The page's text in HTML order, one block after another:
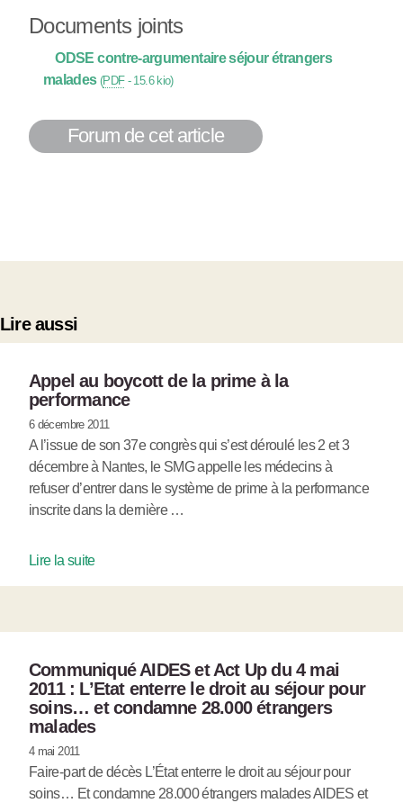
Documents joints
ODSE contre-argumentaire séjour étrangers
malades (PDF- 15.6 kio)
Forum de cet article
Lire aussi
Appel au boycott de la prime à la
performance
6 décembre 2011
A l’issue de son 37e congrès qui s’est déroulé les 2 et 3
décembre à Nantes, le SMG appelle les médecins à
refuser d’entrer dans le système de prime à la performance
inscrite dans la dernière …
Lire la suite
Communiqué AIDES et Act Up du 4 mai
2011 : L’Etat enterre le droit au séjour pour
soins… et condamne 28.000 étrangers
malades
4 mai 2011
Faire-part de décès L’État enterre le droit au séjour pour
soins… Et condamne 28.000 étrangers malades AIDES et